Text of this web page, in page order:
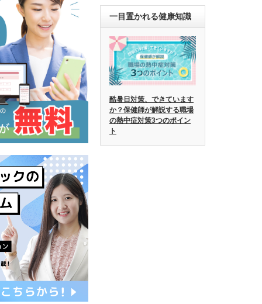
一目置かれる健康知識
酷暑日対策、できています
か？保健師が解説する職場
の熱中症対策3つのポイン
ト